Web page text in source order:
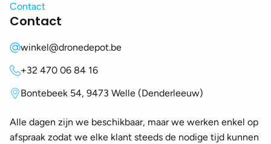
Contact
Contact
winkel@dronedepot.be
+32 470 06 84 16
Bontebeek 54, 9473 Welle (Denderleeuw)
Alle dagen zijn we beschikbaar, maar we werken enkel op
afspraak zodat we elke klant steeds de nodige tijd kunnen